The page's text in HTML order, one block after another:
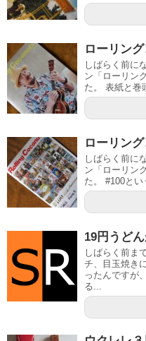
ローリン
しばらく前に
ン「ローリン
た。 表紙と巻
ローリン
しばらく前に
ン「ローリン
た。 #100とい
19円うど
しばらく前ま
チ、目玉焼き
ったんですが
る...